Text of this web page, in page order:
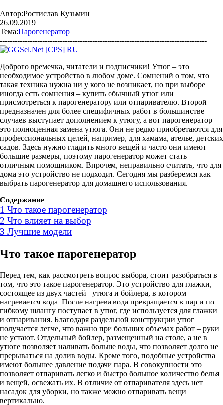
Автор:Ростислав Кузьмин
26.09.2019
Тема:Парогенератор
-----------------------------------------------------------------------------------
Доброго времечка, читатели и подписчики! Утюг – это
необходимое устройство в любом доме. Сомнений о том, что
такая техника нужна ни у кого не возникает, но при выборе
иногда есть сомнения – купить обычный утюг или
присмотреться к парогенератору или отпаривателю. Второй
предназначен для более специфичных работ в большинстве
случаев выступает дополнением к утюгу, а вот парогенератор –
это полноценная замена утюга. Они не редко приобретаются для
профессиональных целей, например, для хамама, ателье, детских
садов. Здесь нужно гладить много вещей и часто они имеют
большие размеры, поэтому парогенератор может стать
отличным помощником. Впрочем, неправильно считать, что для
дома это устройство не подходит. Сегодня мы разберемся как
выбрать парогенератор для домашнего использования.
Содержание
1 Что такое парогенератор
2 Что влияет на выбор
3 Лучшие модели
Что такое парогенератор
Перед тем, как рассмотреть вопрос выбора, стоит разобраться в
том, что это такое парогенератор. Это устройство для глажки,
состоящее из двух частей –утюга и бойлера, в котором
нагревается вода. После нагрева вода превращается в пар и по
гибкому шлангу поступает в утюг, где используется для глажки
и отпаривания. Благодаря раздельной конструкции утюг
получается легче, что важно при больших объемах работ – руки
не устают. Отдельный бойлер, размещенный на столе, а не в
утюге позволяет наливать больше воды, что позволяет долго не
прерываться на долив воды. Кроме того, подобные устройства
имеют большее давление подачи пара. В совокупности это
позволяет отпаривать легко и быстро большое количество белья
и вещей, освежать их. В отличие от отпаривателя здесь нет
насадок для уборки, но также можно отпаривать вещи
вертикально.